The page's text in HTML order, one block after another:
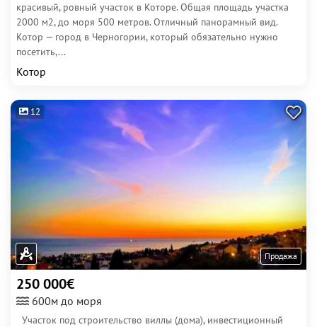
красивый, ровный участок в Которе. Общая площадь участка
2000 м2, до моря 500 метров. Отличный панорамный вид.
Котор — город в Черногории, который обязательно нужно
посетить,...
Котор
12
Продажа
250 000€
600м до моря
Участок под строительство виллы (дома), инвестиционный